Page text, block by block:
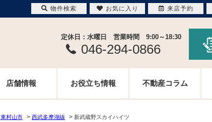
定休日：水曜日 営業時間 9:00～18:30
046-294-0866
店舗情報 お役立ち情報 不動産コラム
東村山市 > 西武多摩湖線 > 新武蔵野スカイハイツ
物件検索 お気に入り 来店予約